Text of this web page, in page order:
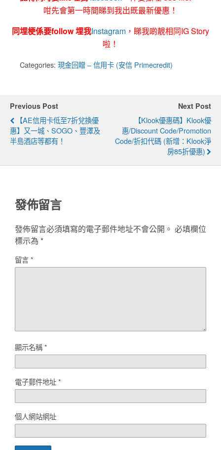
咁先會第一時間睇到我出既最新優惠！
同埋梗係要follow 埋我Instagram ，睇我啲靚相同IG Story
啦！
Categories: 現金回贈 – 信用卡 (安信 Primecredit)
Previous Post
【AE信用卡低至7折兌換優
惠】又一城、SOGO、豐澤及
半島酒店等都有！
Next Post
【Klook優惠碼】Klook優
惠/discount Code/Promotion
Code/折扣代碼 (新增：Klook淨
房85折優惠)
發佈留言
發佈留言必須填寫的電子郵件地址不會公開。 必填欄位
標示為 *
留言*
顯示名稱*
電子郵件地址*
個人網站網址